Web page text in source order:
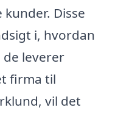
Disse
i, hvordan
leverer
firma til
vil det